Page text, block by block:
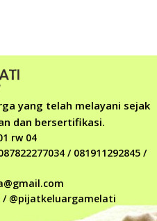
yang telah melayani sejak
dan bersertifikasi.
rw 04
/ 081911292845 /
@pijatkeluargamelati